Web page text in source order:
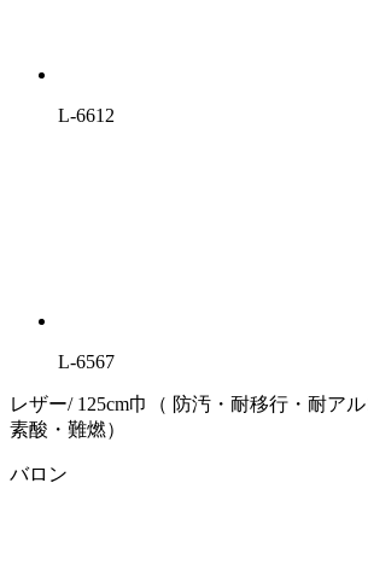
L-6612
L-6567
レザー/ 125cm巾（ 防汚・耐移行・耐ア
素酸・難燃）
バロン